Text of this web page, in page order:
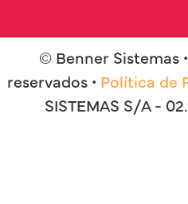
© Benner Sistemas
reservados • Política de
SISTEMAS S/A -